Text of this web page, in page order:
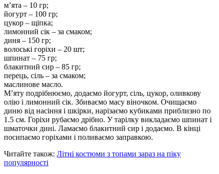
м’ята – 10 гр;
йогурт – 100 гр;
цукор – щіпка;
лимонний сік – за смаком;
диня – 150 гр;
волоські горіхи – 20 шт;
шпинат – 75 гр;
блакитний сир – 85 гр;
перець, сіль – за смаком;
маслинове масло.
М’яту подрібнюємо, додаємо йогурт, сіль, цукор, оливкову
олію і лимонний сік. Збиваємо масу віночком. Очищаємо
диню від насіння і шкірки, нарізаємо кубиками приблизно по
1.5 см. Горіхи рубаємо дрібно. У тарілку викладаємо шпинат і
шматочки дині. Ламаємо блакитний сир і додаємо. В кінці
посипаємо горіхами і поливаємо заправкою.
Читайте також: Літні костюми з топами зараз на піку
популярності